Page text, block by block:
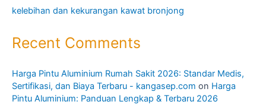
kelebihan dan kekurangan kawat bronjong
Recent Comments
Harga Pintu Aluminium Rumah Sakit 2026: Standar Medis,
Sertifikasi, dan Biaya Terbaru - kangasep.com on Harga
Pintu Aluminium: Panduan Lengkap & Terbaru 2026